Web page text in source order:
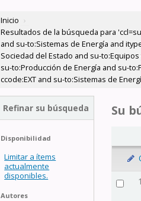
Inicio ›
Resultados de la búsqueda para
and su-to:Sistemas de Energía and
Sociedad del Estado and su-
su-to:Producción de Energía and su-
ccode:EXT and su-to:Sistemas de
Refinar su búsqueda
Disponibilidad
Limitar a ítems
actualmente
disponibles.
Autores
Su